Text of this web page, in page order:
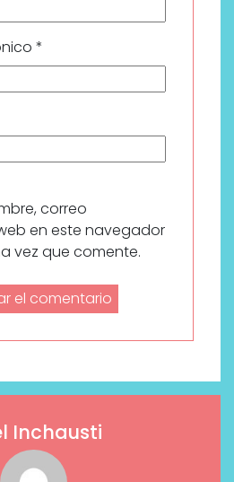
*
correo
en este navegador
vez que comente.
Inchausti